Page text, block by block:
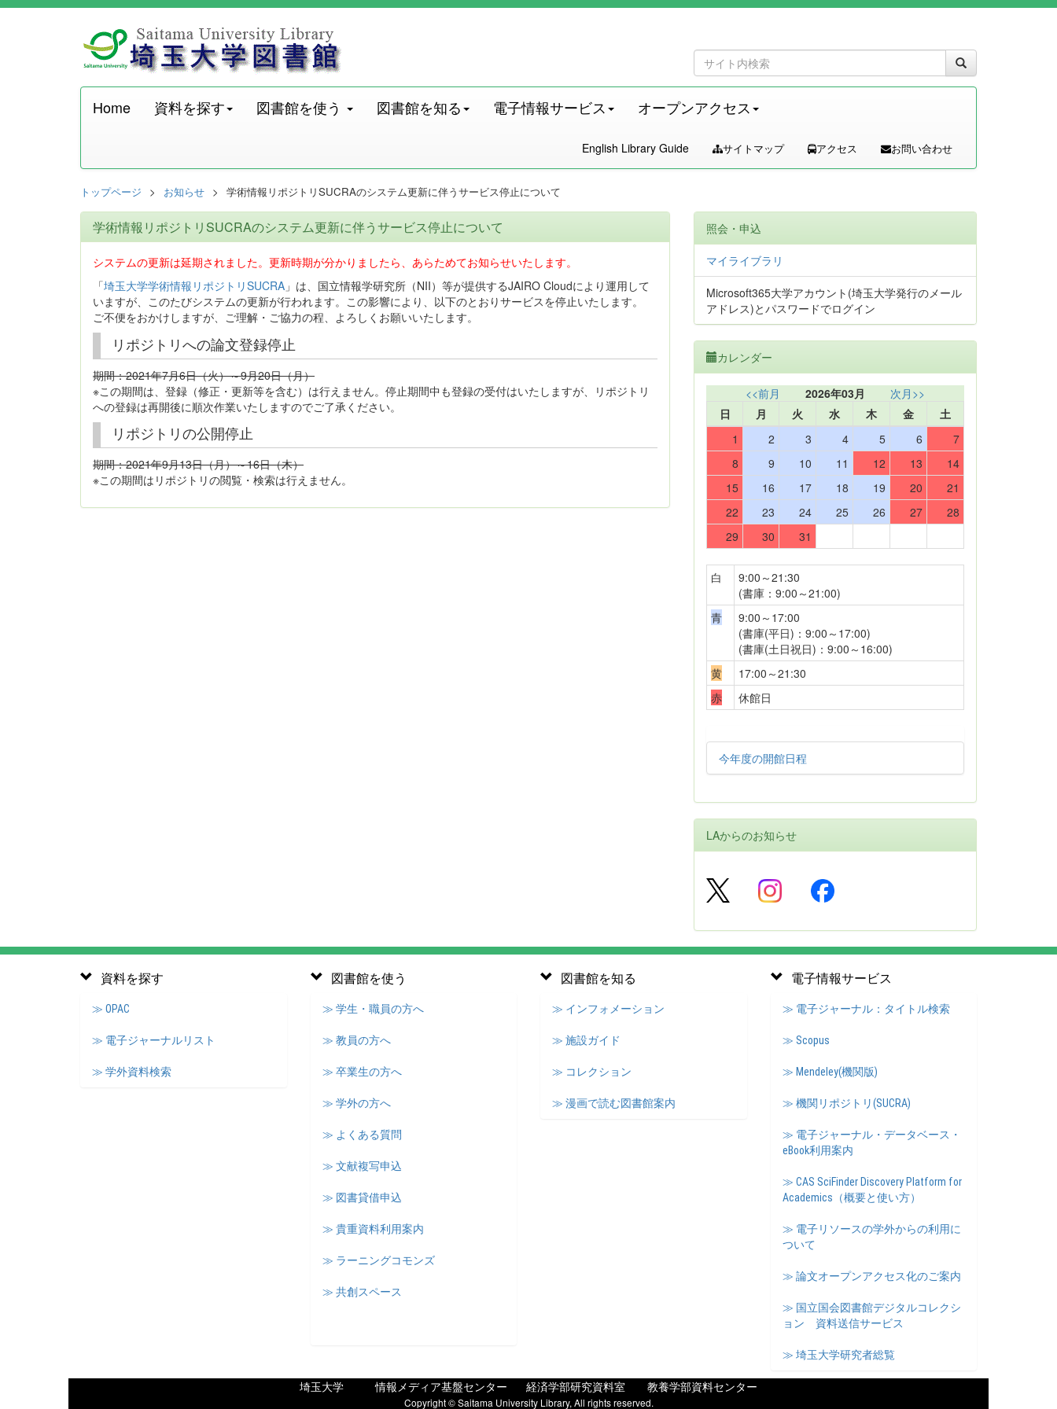
Home 資料を探す 図書館を使う 図書館を知る 電子情報サービス オープンアクセス
English Library Guide サイトマップ アクセス お問い合わせ
トップページ お知らせ 学術情報リポジトリSUCRAのシステム更新に伴うサービス停止について
学術情報リポジトリSUCRAのシステム更新に伴うサービス停止について
システムの更新は延期されました。更新時期が分かりましたら、あらためてお知らせいたします。
「埼玉大学学術情報リポジトリSUCRA 」は、国立情報学研究所（NII）等が提供するJAIRO Cloudにより運用して
いますが、このたびシステムの更新が行われます。この影響により、以下のとおりサービスを停止いたします。
ご不便をおかけしますが、ご理解・ご協力の程、よろしくお願いいたします。
リポジトリへの論文登録停止
期間：2021年7月6日（火）～9月20日（月）
※この期間は、登録（修正・更新等を含む）は行えません。停止期間中も登録の受付はいたしますが、リポジトリ
への登録は再開後に順次作業いたしますのでご了承ください。
リポジトリの公開停止
期間：2021年9月13日（月）～16日（木）
※この期間はリポジトリの閲覧・検索は行えません。
照会・申込
マイライブラリ
Microsoft365大学アカウント(埼玉大学発行のメール
アドレス)とパスワードでログイン
カレンダー
<<前月 2026年03月
次月>>
日
月 火 水 木 金
土
1
2 3 4 5 6
7
8
9 10 11 12 13
14
15
16 17 18 19 20
21
22
23 24 25 26 27
28
29
30 31
白
9:00～21:30
(書庫：9:00～21:00)
青
9:00～17:00
(書庫(平日)：9:00～17:00)
(書庫(土日祝日)：9:00～16:00)
黄
17:00～21:30
赤
休館日
今年度の開館日程
LAからのお知らせ
資料を探す
≫ OPAC
≫ 電子ジャーナルリスト
≫ 学外資料検索
図書館を使う
≫ 学生・職員の方へ
≫ 教員の方へ
≫ 卒業生の方へ
≫ 学外の方へ
≫ よくある質問
≫ 文献複写申込
≫ 図書貸借申込
≫ 貴重資料利用案内
≫ ラーニングコモンズ
≫ 共創スペース
図書館を知る
≫ インフォメーション
≫ 施設ガイド
≫ コレクション
≫ 漫画で読む図書館案内
電子情報サービス
≫ 電子ジャーナル：タイトル検索
≫ Scopus
≫ Mendeley(機関版)
≫ 機関リポジトリ(SUCRA)
≫ 電子ジャーナル・データベース・
eBook利用案内
≫ CAS SciFinder Discovery Platform for
Academics（概要と使い方）
≫ 電子リソースの学外からの利用に
ついて
≫ 論文オープンアクセス化のご案内
≫ 国立国会図書館デジタルコレクシ
ョン 資料送信サービス
≫ 埼玉大学研究者総覧
埼玉大学 情報メディア基盤センター 経済学部研究資料室 教養学部資料センター
Copyright © Saitama University Library, All rights reserved.